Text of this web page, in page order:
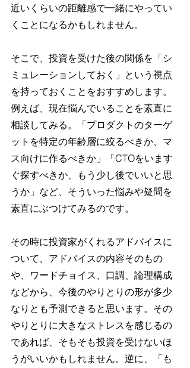
近いくらいの距離感で一緒にやってい
くことになるかもしれません。
そこで、投資を受けた後の関係を「シ
ミュレーションしておく」という視点
を持っておくことをおすすめします。
例えば、現在悩んでいることを素直に
相談してみる。「プロダクトのターゲ
ットを特定の年齢層に絞るべきか、マ
ス向けに作るべきか」「CTOをいます
ぐ探すべきか、もう少し後でいいと思
うか」など、そういった悩みや疑問を
素直にぶつけてみるのです。
その時に投資家がくれるアドバイスに
ついて、アドバイスの内容そのもの
や、ワードチョイス、口調、論理構成
などから、今後のやりとりの形が多少
なりとも予測できると思います。その
やりとりに大きなストレスを感じるの
であれば、そもそも投資を受けないほ
うがいいかもしれません。逆に、「も